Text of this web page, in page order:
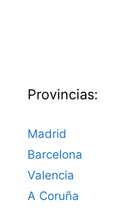
Provincias:
Madrid
Barcelona
Valencia
A Coruña